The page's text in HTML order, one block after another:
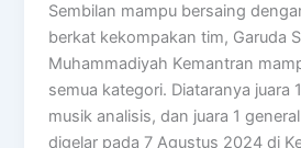
Sembilan mampu bersaing
berkat kekompakan tim, Garuda
Muhammadiyah Kemantran
semua kategori. Diataranya juara
musik analisis, dan juara 1
digelar pada 7 Agustus 2024 di